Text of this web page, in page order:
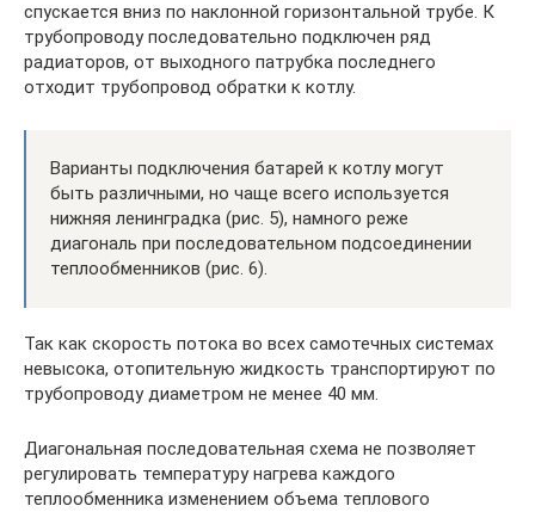
спускается вниз по наклонной горизонтальной трубе. К
трубопроводу последовательно подключен ряд
радиаторов, от выходного патрубка последнего
отходит трубопровод обратки к котлу.
Варианты подключения батарей к котлу могут
быть различными, но чаще всего используется
нижняя ленинградка (рис. 5), намного реже
диагональ при последовательном подсоединении
теплообменников (рис. 6).
Так как скорость потока во всех самотечных системах
невысока, отопительную жидкость транспортируют по
трубопроводу диаметром не менее 40 мм.
Диагональная последовательная схема не позволяет
регулировать температуру нагрева каждого
теплообменника изменением объема теплового